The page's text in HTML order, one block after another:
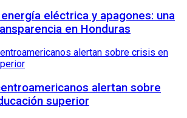
eléctrica y apagones: una
en Honduras
alertan sobre
superior